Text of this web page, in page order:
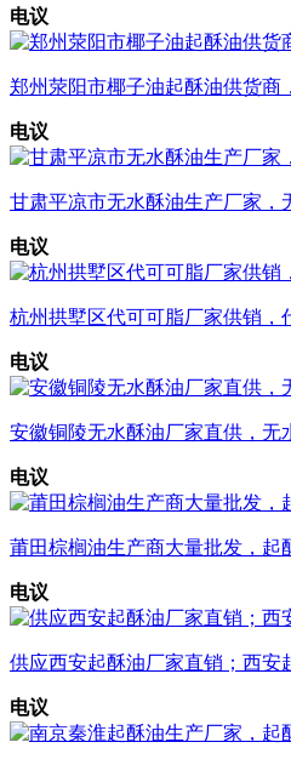
电议
郑州荥阳市椰子油起酥油供货商
电议
甘肃平凉市无水酥油生产厂家，
电议
杭州拱墅区代可可脂厂家供销，
电议
安徽铜陵无水酥油厂家直供，无
电议
莆田棕榈油生产商大量批发，起
电议
供应西安起酥油厂家直销；西安
电议